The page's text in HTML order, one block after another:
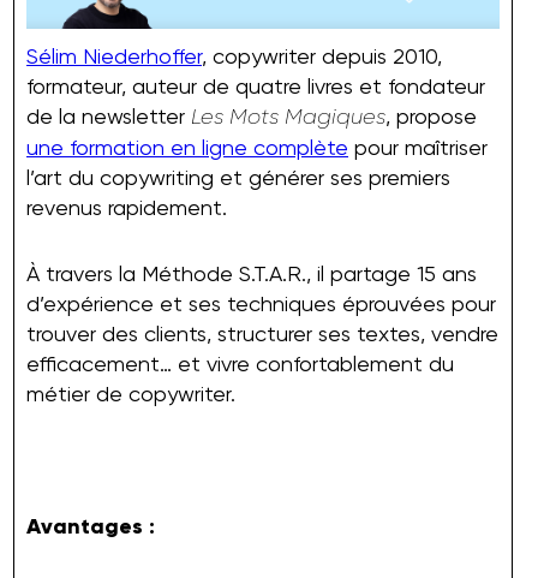
Sélim Niederhoffer, copywriter depuis 2010,
formateur, auteur de quatre livres et fondateur
de la newsletter Les Mots Magiques, propose
une formation en ligne complète pour maîtriser
l’art du copywriting et générer ses premiers
revenus rapidement.
À travers la Méthode S.T.A.R., il partage 15 ans
d’expérience et ses techniques éprouvées pour
trouver des clients, structurer ses textes, vendre
efficacement… et vivre confortablement du
métier de copywriter.
Avantages :